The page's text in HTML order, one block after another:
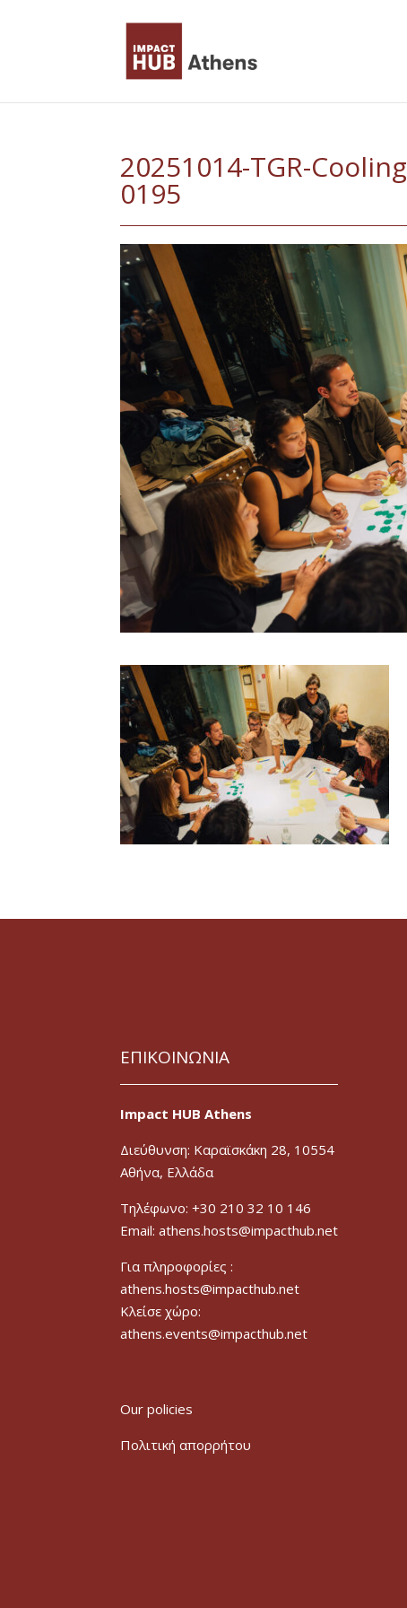
20251014-TGR-
0195
ΕΠΙΚΟΙΝΩΝΙΑ
Impact HUB Athens
Διεύθυνση: Καραϊσκάκη 28, 10554
Αθήνα, Ελλάδα
Τηλέφωνο: +30 210 32 10 146
Email: athens.hosts@impacthub.net
Για πληροφορίες :
athens.hosts@impacthub.net
Κλείσε χώρο:
athens.events@impacthub.net
Our policies
Πολιτική απορρήτου